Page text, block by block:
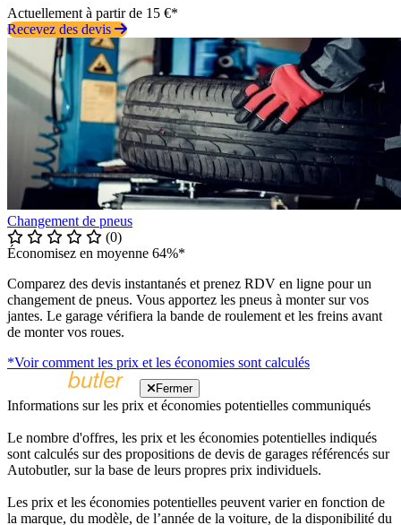
Actuellement à partir de 15 €*
Recevez des devis
Changement de pneus
(0)
Économisez en moyenne 64%*
Comparez des devis instantanés et prenez RDV en ligne pour un
changement de pneus. Vous apportez les pneus à monter sur vos
jantes. Le garage vérifiera la bande de roulement et les freins avant
de monter vos roues.
*Voir comment les prix et les économies sont calculés
Fermer
Informations sur les prix et économies potentielles communiqués
Le nombre d'offres, les prix et les économies potentielles indiqués
sont calculés sur des propositions de devis de garages référencés sur
Autobutler, sur la base de leurs propres prix individuels.
Les prix et les économies potentielles peuvent varier en fonction de
la marque, du modèle, de l’année de la voiture, de la disponibilité du